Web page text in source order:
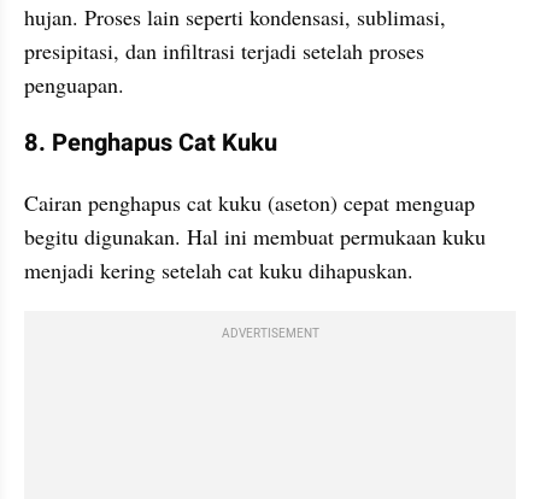
hujan. Proses lain seperti kondensasi, sublimasi,
presipitasi, dan infiltrasi terjadi setelah proses
penguapan.
8. Penghapus Cat Kuku
Cairan penghapus cat kuku (aseton) cepat menguap
begitu digunakan. Hal ini membuat permukaan kuku
menjadi kering setelah cat kuku dihapuskan.
ADVERTISEMENT